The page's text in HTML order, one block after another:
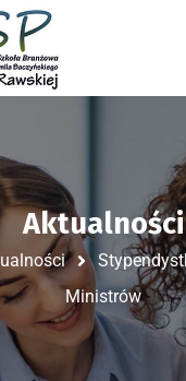
Aktualności
Ministrów